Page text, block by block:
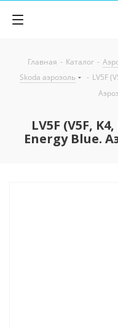
Главная - Каталог -
Skoda аэрозоль
- LV5F
LV5F (V5F,
Energy Blue.